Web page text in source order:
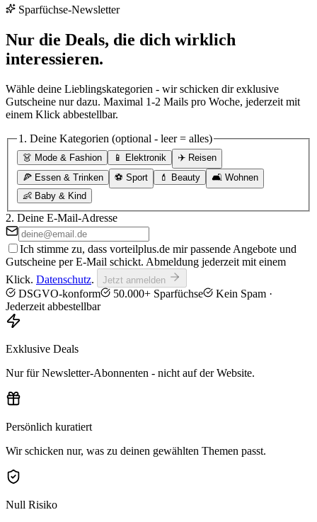
Sparfüchse-Newsletter
Nur die Deals, die dich wirklich
interessieren.
Wähle deine Lieblingskategorien - wir schicken dir exklusive
Gutscheine nur dazu. Maximal 1-2 Mails pro Woche, jederzeit mit
einem Klick abbestellbar.
1. Deine Kategorien (optional - leer = alles)
👗 Mode & Fashion 📱 Elektronik ✈️ Reisen
🍕 Essen & Trinken ⚽ Sport 💄 Beauty 🛋️ Wohnen
👶 Baby & Kind
2. Deine E-Mail-Adresse
Ich stimme zu, dass vorteilplus.de mir passende Angebote und
Gutscheine per E-Mail schickt. Abmeldung jederzeit mit einem
Klick. Datenschutz. Jetzt anmelden
DSGVO-konform 50.000+ Sparfüchse
Kein Spam ·
Jederzeit abbestellbar
Exklusive Deals
Nur für Newsletter-Abonnenten - nicht auf der Website.
Persönlich kuratiert
Wir schicken nur, was zu deinen gewählten Themen passt.
Null Risiko